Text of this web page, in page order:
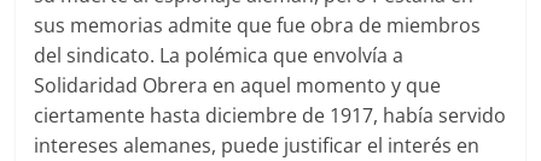
sus memorias admite que fue obra de miembros
del sindicato. La polémica que envolvía a
Solidaridad Obrera en aquel momento y que
ciertamente hasta diciembre de 1917, había servido
intereses alemanes, puede justificar el interés en